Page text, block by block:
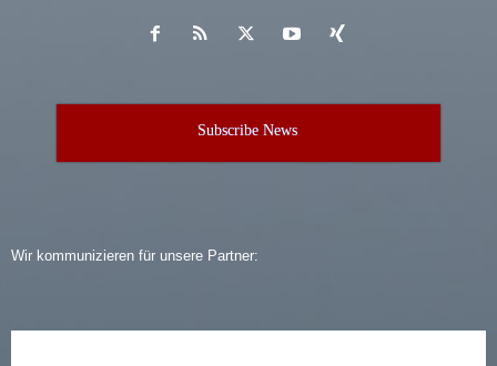
Subscribe News
Wir kommunizieren für unsere Partner: